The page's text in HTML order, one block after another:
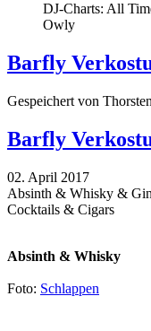
DJ-Charts: All
Owly
Barfly
Gespeichert von
Barfly
02. April 2017
Absinth & Whisky &
Cocktails & Cigars
Absinth & Whisky
Foto: Schlappen